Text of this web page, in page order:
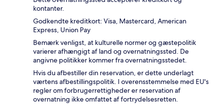
kontanter.
Godkendte kreditkort: Visa, Mastercard, American
Express, Union Pay
Bemærk venligst, at kulturelle normer og gæstepolitik
varierer afhængigt af land og overnatningssted. De
angivne politikker kommer fra overnatningsstedet.
Hvis du afbestiller din reservation, er dette underlagt
værtens afbestillingspolitik. I overensstemmelse med EU's
regler om forbrugerrettigheder er reservation af
overnatning ikke omfattet af fortrydelsesretten.